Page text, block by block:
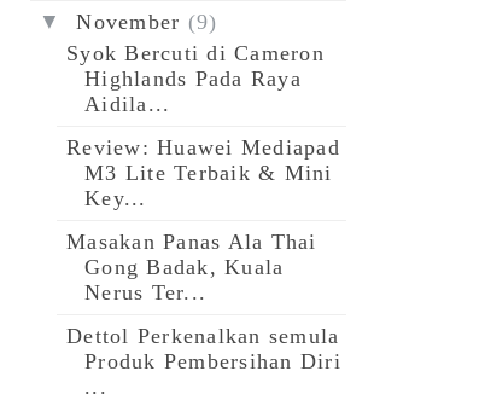
▼November (9)
Syok Bercuti di Cameron
Highlands Pada Raya
Aidila...
Review: Huawei Mediapad
M3 Lite Terbaik & Mini
Key...
Masakan Panas Ala Thai
Gong Badak, Kuala
Nerus Ter...
Dettol Perkenalkan semula
Produk Pembersihan Diri
...